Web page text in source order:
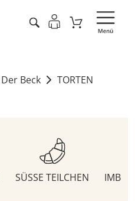
Der Beck
TORTEN
SÜSSE TEILCHEN